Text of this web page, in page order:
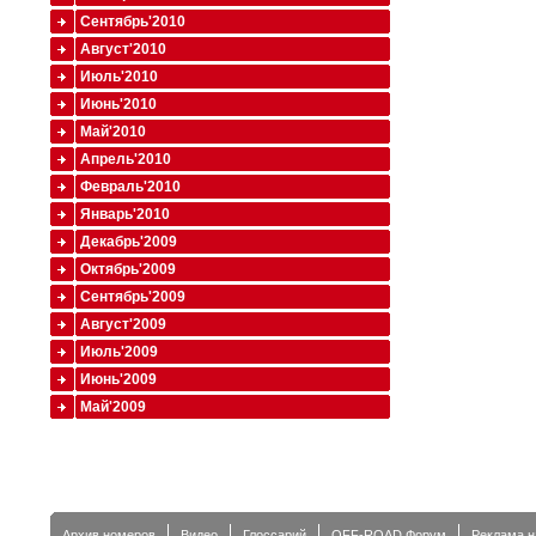
Сентябрь'2010
Август'2010
Июль'2010
Июнь'2010
Май'2010
Апрель'2010
Февраль'2010
Январь'2010
Декабрь'2009
Октябрь'2009
Сентябрь'2009
Август'2009
Июль'2009
Июнь'2009
Май'2009